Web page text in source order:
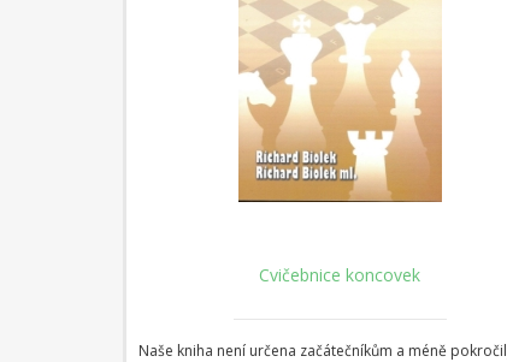
Cvičebnice pro pokročilé 1
Kniha je určena hráčů s ELO cca 1600 a výš. Vhodným